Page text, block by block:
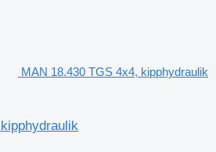
MAN 18.430 TGS 4x4, kipphydraulik